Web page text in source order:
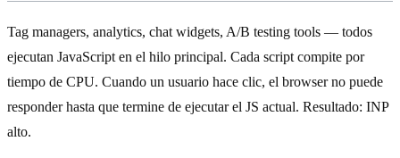
Tag managers, analytics, chat widgets, A/B testing tools — todos
ejecutan JavaScript en el hilo principal. Cada script compite por
tiempo de CPU. Cuando un usuario hace clic, el browser no puede
responder hasta que termine de ejecutar el JS actual. Resultado: INP
alto.